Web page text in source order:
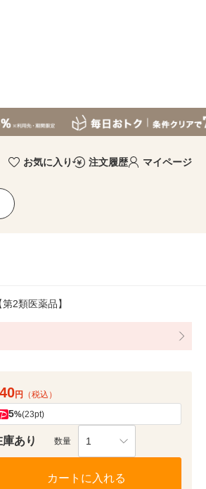
お気に入り 注文履歴 マイページ
2類医薬品】
円 （税込）
5%(23pt)
庫あり 数量 1
カートに入れる